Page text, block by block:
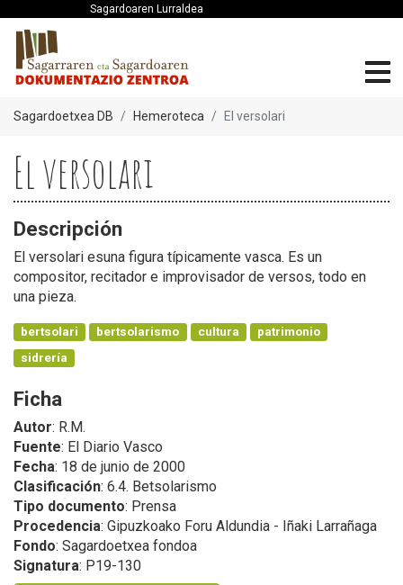
Sagardoaren Lurraldea
Sagardoetxea DB Hemeroteca El versolari
El versolari
Descripción
El versolari esuna figura típicamente vasca. Es un
compositor, recitador e improvisador de versos, todo en
una pieza.
bertsolari bertsolarismo cultura
patrimonio
sidrería
Ficha
Autor: R.M.
Fuente: El Diario Vasco
Fecha: 18 de junio de 2000
Clasificación: 6.4. Betsolarismo
Tipo documento: Prensa
Procedencia: Gipuzkoako Foru Aldundia - Iñaki Larrañaga
Fondo: Sagardoetxea fondoa
Signatura: P19-130